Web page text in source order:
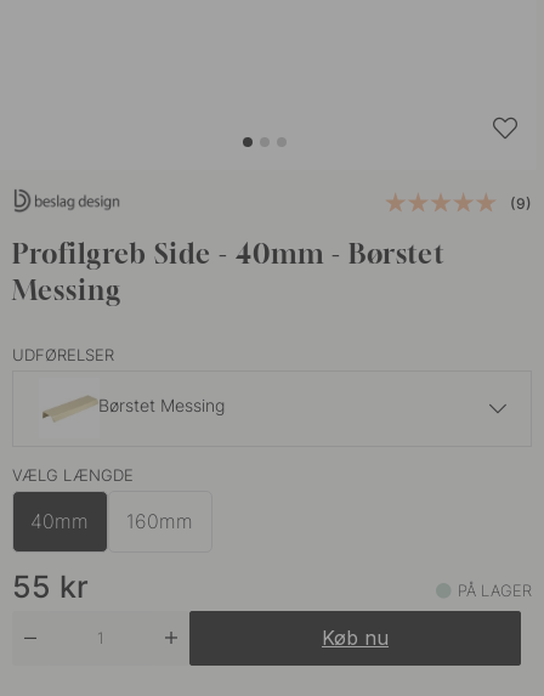
(9)
Profilgreb Side - 40mm - Børstet
Messing
UDFØRELSER
Børstet Messing
Grafitgrå
Kalkgrå
Mat Sort
VÆLG LÆNGDE
40mm 160mm
55 kr PÅ LAGER
Køb nu